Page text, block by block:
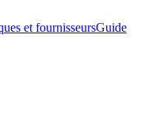
et fournisseursGuide